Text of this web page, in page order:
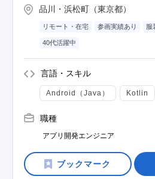
品川・浜松町（東京都）
リモート・在宅 参画実績あり 服
40代活躍中
言語・スキル
Android（Java） Kotlin
職種
アプリ開発エンジニア